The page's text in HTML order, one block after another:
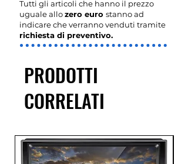
Tutti gli articoli che hanno il prezzo
uguale allozero euro stanno ad
indicare che verranno venduti tramite
richiesta di preventivo.
PRODOTTI
CORRELATI